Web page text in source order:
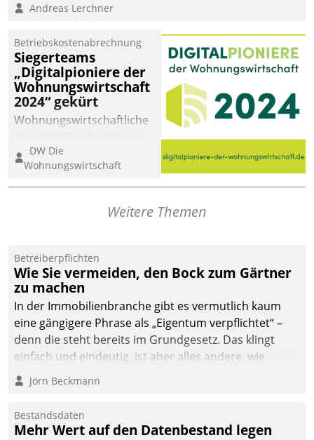
Andreas Lerchner
Betriebskostenabrechnung
Siegerteams
„Digitalpioniere der
Wohnungswirtschaft
2024“ gekürt
Wohnungswirtschaftliche
eine digitale Zukunft zu
finden, ist das Ziel des
Awards „Digitalpioniere
Wohnungswirtschaft“.
dafür ein Team
bestehend aus
Wohnungsunternehmen
und PropTech.
DW Die
Wohnungswirtschaft
Weitere Themen
Betreiberpflichten
Wie Sie vermeiden, den Bock zum Gärtner
zu machen
In der Immobilienbranche gibt es vermutlich kaum
eine gängigere Phrase als „Eigentum verpflichtet“ –
denn die steht bereits im Grundgesetz. Das klingt
einfach und eindeutig, ist aber alles andere, wie
Branchenbeschäftigte wissen. Denn mit der
Verantwortung folgen Verpflichtungen.
Jörn Beckmann
Bestandsdaten
Mehr Wert auf den Datenbestand legen